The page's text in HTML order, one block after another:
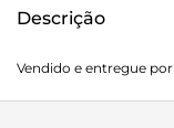
Descrição
baixo fino e
frontal, traz recorte
Vendido e entregue por